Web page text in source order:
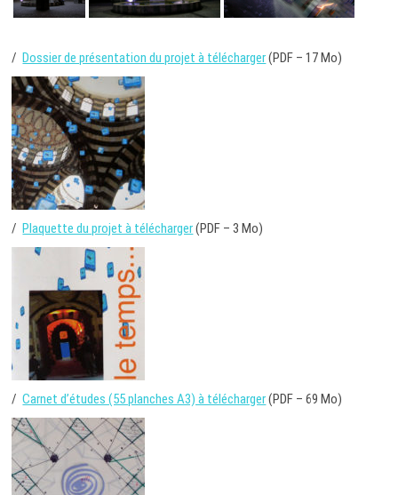
/Dossier de présentation du projet à télécharger(PDF – 17 Mo)
/Plaquette du projet à télécharger(PDF – 3 Mo)
/Carnet d’études (55 planches A3) à télécharger(PDF – 69 Mo)